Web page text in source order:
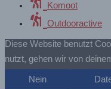
Komoot
Outdooractive
Diese Website benutzt
nutzt, gehen wir von
Nein